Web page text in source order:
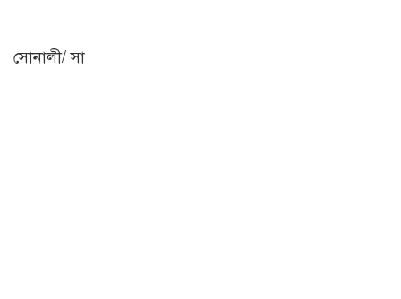
সোনালী/ সা